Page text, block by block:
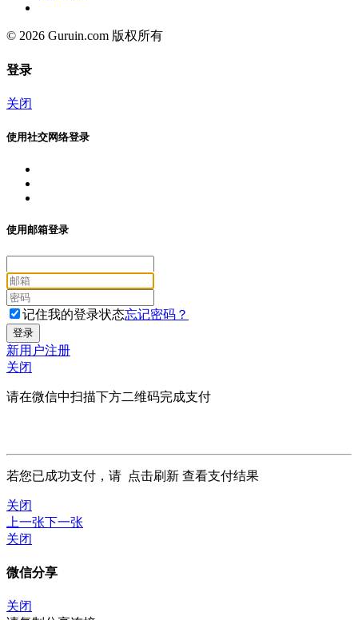
© 2026 Guruin.com 版权所有
登录
关闭
使用社交网络登录
使用邮箱登录
记住我的登录状态忘记密码？
新用户注册
关闭
请在微信中扫描下方二维码完成支付
若您已成功支付，请 点击刷新 查看支付结果
关闭
上一张下一张
关闭
微信分享
关闭